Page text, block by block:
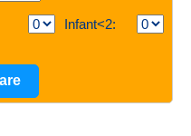
Infant<2: